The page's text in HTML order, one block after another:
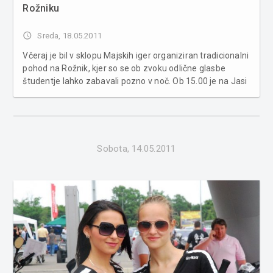
Rožniku
access_time Sreda, 18.05.2011
Včeraj je bil v sklopu Majskih iger organiziran tradicionalni
pohod na Rožnik, kjer so se ob zvoku odlične glasbe
študentje lahko zabavali pozno v noč. Ob 15.00 je na Jasi
Sobota, 14.05.2011